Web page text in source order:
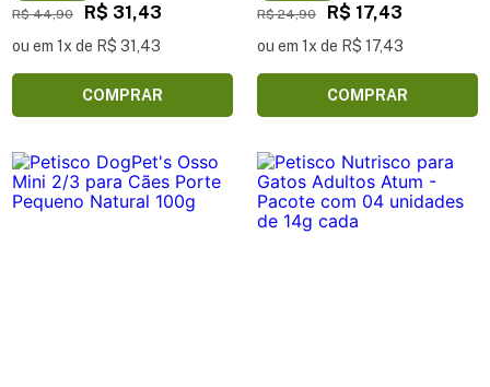
R$ 44,90
R$ 31,43
ou em 1x de R$ 31,43
COMPRAR
R$ 24,90
R$ 17,43
ou em 1x de R$ 17,43
COMPRAR